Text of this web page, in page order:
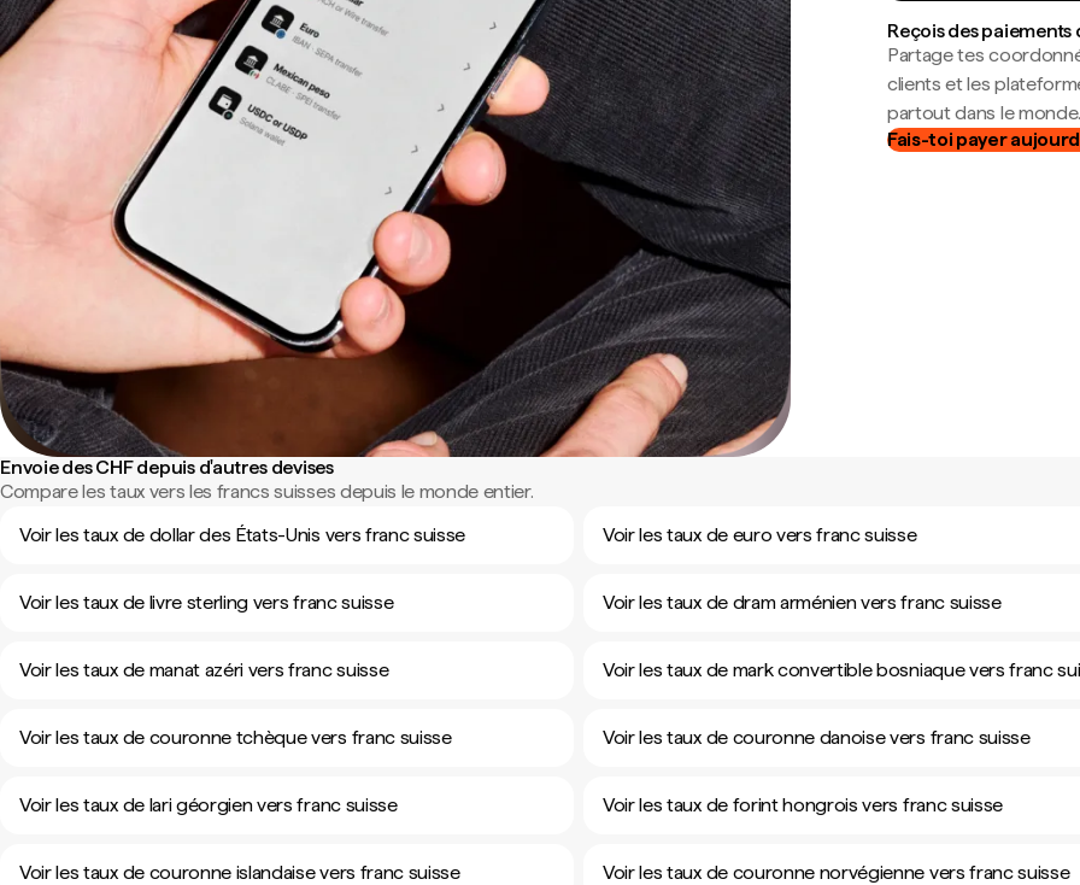
Reçois des
Partage tes
clients et les
partout dans le monde.
Fais-toi payer
Envoie des CHF depuis d'autres devises
Compare les taux vers les francs suisses depuis le monde entier.
Voir les taux de dollar des États-Unis vers franc suisse
Voir les taux de euro vers franc suisse
Voir les taux de livre sterling vers franc suisse Voir les taux de dram arménien vers franc suisse
Voir les taux de manat azéri vers franc suisse Voir les taux de mark convertible bosniaque vers franc
Voir les taux de couronne tchèque vers franc suisse Voir les taux de couronne danoise vers franc suisse
Voir les taux de lari géorgien vers franc suisse Voir les taux de forint hongrois vers franc suisse
Voir les taux de couronne islandaise vers franc suisse Voir les taux de couronne norvégienne vers franc suisse